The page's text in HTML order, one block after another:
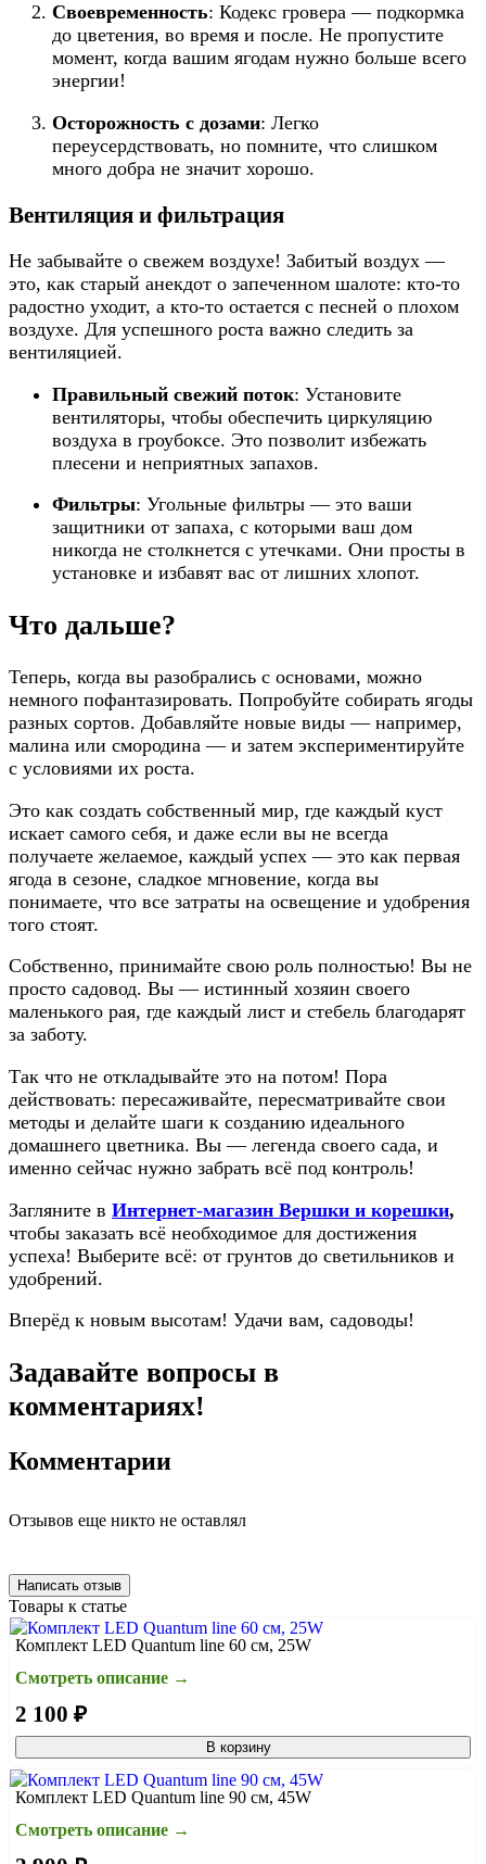
Своевременность: Кодекс гровера — подкормка
до цветения, во время и после. Не пропустите
момент, когда вашим ягодам нужно больше всего
энергии!
Осторожность с дозами: Легко
переусердствовать, но помните, что слишком
много добра не значит хорошо.
Вентиляция и фильтрация
Не забывайте о свежем воздухе! Забитый воздух —
это, как старый анекдот о запеченном шалоте: кто-то
радостно уходит, а кто-то остается с песней о плохом
воздухе. Для успешного роста важно следить за
вентиляцией.
Правильный свежий поток: Установите
вентиляторы, чтобы обеспечить циркуляцию
воздуха в гроубоксе. Это позволит избежать
плесени и неприятных запахов.
Фильтры: Угольные фильтры — это ваши
защитники от запаха, с которыми ваш дом
никогда не столкнется с утечками. Они просты в
установке и избавят вас от лишних хлопот.
Что дальше?
Теперь, когда вы разобрались с основами, можно
немного пофантазировать. Попробуйте собирать ягоды
разных сортов. Добавляйте новые виды — например,
малина или смородина — и затем экспериментируйте
с условиями их роста.
Это как создать собственный мир, где каждый куст
искает самого себя, и даже если вы не всегда
получаете желаемое, каждый успех — это как первая
ягода в сезоне, сладкое мгновение, когда вы
понимаете, что все затраты на освещение и удобрения
того стоят.
Собственно, принимайте свою роль полностью! Вы не
просто садовод. Вы — истинный хозяин своего
маленького рая, где каждый лист и стебель благодарят
за заботу.
Так что не откладывайте это на потом! Пора
действовать: пересаживайте, пересматривайте свои
методы и делайте шаги к созданию идеального
домашнего цветника. Вы — легенда своего сада, и
именно сейчас нужно забрать всё под контроль!
Загляните в Интернет-магазин Вершки и корешки,
чтобы заказать всё необходимое для достижения
успеха! Выберите всё: от грунтов до светильников и
удобрений.
Вперёд к новым высотам! Удачи вам, садоводы!
Задавайте вопросы в
комментариях!
Комментарии
Отзывов еще никто не оставлял
Написать отзыв
Товары к статье
Комплект LED Quantum line 60 см, 25W
Смотреть описание →
2 100 ₽
В корзину
Комплект LED Quantum line 90 см, 45W
Смотреть описание →